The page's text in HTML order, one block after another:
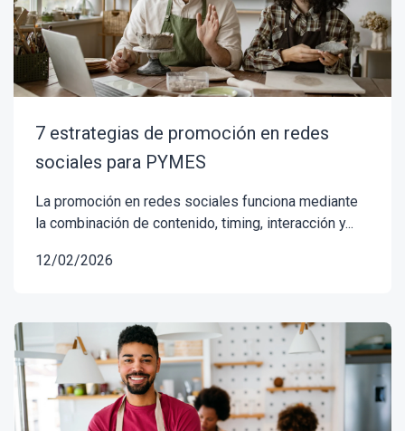
7 estrategias de promoción en redes
sociales para PYMES
La promoción en redes sociales funciona mediante
la combinación de contenido, timing, interacción y...
12/02/2026